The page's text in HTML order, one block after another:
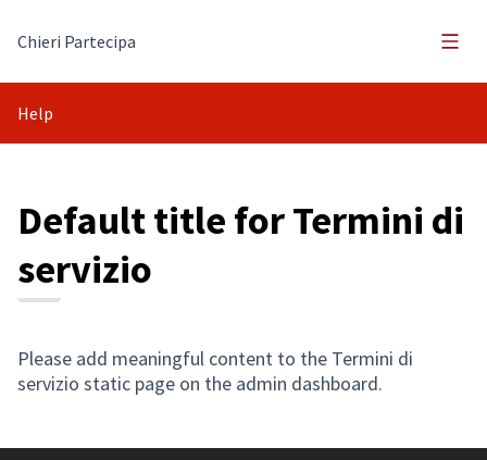
Chieri Partecipa
Main
Help
Default title for Termini di
servizio
Please add meaningful content to the Termini di
servizio static page on the admin dashboard.